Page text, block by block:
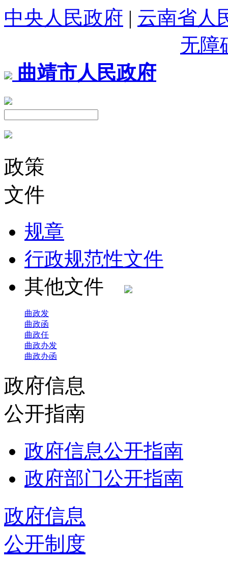
中央人民政府 | 云南省人
无障
曲靖市人民政府
政策
文件
规章
行政规范性文件
其他文件
曲政发
曲政函
曲政任
曲政办发
曲政办函
政府信息
公开指南
政府信息公开指南
政府部门公开指南
政府信息
公开制度